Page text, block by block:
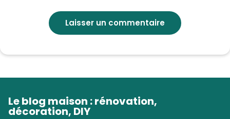
Le blog maison : rénovation,
décoration, DIY